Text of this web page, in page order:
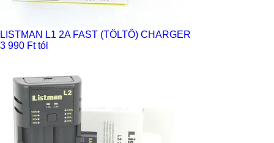
LISTMAN L1 2A FAST (TÖLTŐ) CHARGER
3 990 Ft tól